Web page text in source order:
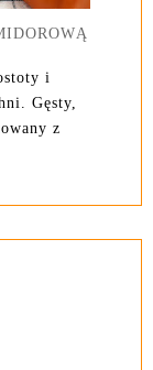
i
Gęsty,
z